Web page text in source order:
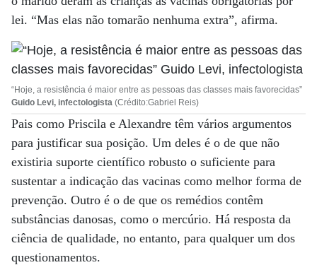
lei. “Mas elas não tomarão nenhuma extra”, afirma.
“Hoje, a resistência é maior entre as pessoas das classes mais favorecidas”
Guido Levi, infectologista (Crédito:Gabriel Reis)
Pais como Priscila e Alexandre têm vários argumentos
para justificar sua posição. Um deles é o de que não
existiria suporte científico robusto o suficiente para
sustentar a indicação das vacinas como melhor forma de
prevenção. Outro é o de que os remédios contêm
substâncias danosas, como o mercúrio. Há resposta da
ciência de qualidade, no entanto, para qualquer um dos
questionamentos.